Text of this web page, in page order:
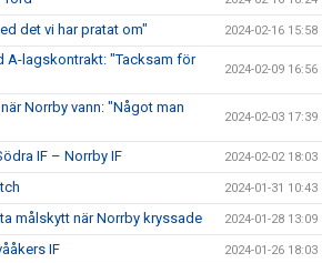
det vi har pratat om" 2024-02-16 15:58
A-lagskontrakt: "Tacksam för
2024-02-09 16:56
Norrby vann: "Något man
2024-02-03 17:39
IF – Norrby IF 2024-02-02 18:03
2024-01-31 10:43
målskytt när Norrby kryssade 2024-01-28 13:09
IF 2024-01-26 18:03